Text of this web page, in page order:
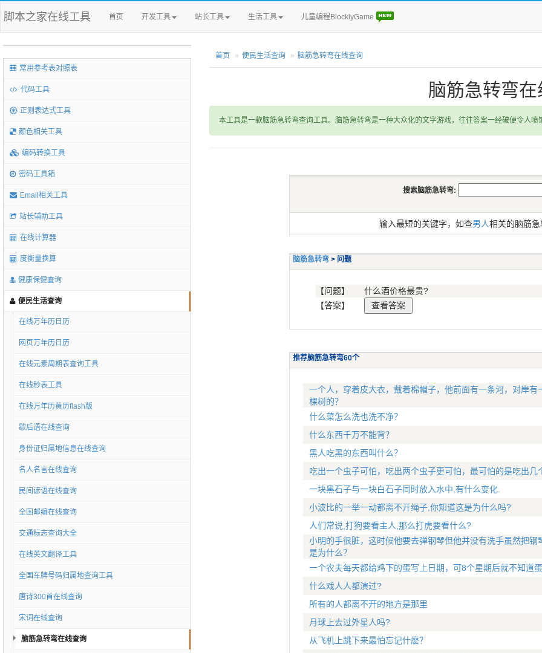
脚本之家在线工具 首页 开发工具 站长工具 生活工具 儿童编程BlocklyGame
常用参考表对照表
代码工具
正则表达式工具
颜色相关工具
编码转换工具
密码工具箱
Email相关工具
站长辅助工具
在线计算器
度衡量换算
健康保健查询
便民生活查询
在线万年历日历
网页万年历日历
在线元素周期表查询工具
在线秒表工具
在线万年历黄历flash版
歇后语在线查询
身份证归属地信息在线查询
名人名言在线查询
民间谚语在线查询
全国邮编在线查询
交通标志查询大全
在线英文翻译工具
全国车牌号码归属地查询工具
唐诗300首在线查询
宋词在线查询
脑筋急转弯在线查询
首页 便民生活查询 脑筋急转弯在线查询
脑筋急转弯在
本工具是一款脑筋急转弯查询工具。脑筋急转弯是一种大众化的文字游戏，往往答案一经破便令人
搜索脑筋急转弯:
输入最短的关键字，如查男人相关的脑筋
脑筋急转弯> 问题
【问题】
什么酒价格最贵?
【答案】
推荐脑筋急转弯60个
一个人，穿着皮大衣，戴着棉帽子，他前面有一条河，对岸有
棵树的？
什么菜怎么洗也洗不净？
什么东西千万不能背？
黑人吃黑的东西叫什么？
吃出一个虫子可怕，吃出两个虫子更可怕，最可怕的是吃出几
一块黑石子与一块白石子同时放入水中,有什么变化.
小波比的一举一动都离不开绳子,你知道这是为什么吗?
人们常说,打狗要看主人,那么打虎要看什么?
小明的手很脏，这时候他要去弹钢琴但他并没有洗手虽然把钢
是为什么？
一个农夫每天都给鸡下的蛋写上日期，可8个星期后就不知道
什么戏人人都演过?
所有的人都离不开的地方是那里
月球上去过外星人吗?
从飞机上跳下来最怕忘记什麽？